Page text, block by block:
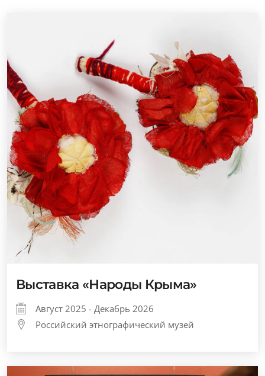
Выставка «Народы Крыма»
Август 2025 - Декабрь 2026
Российский этнографический музей